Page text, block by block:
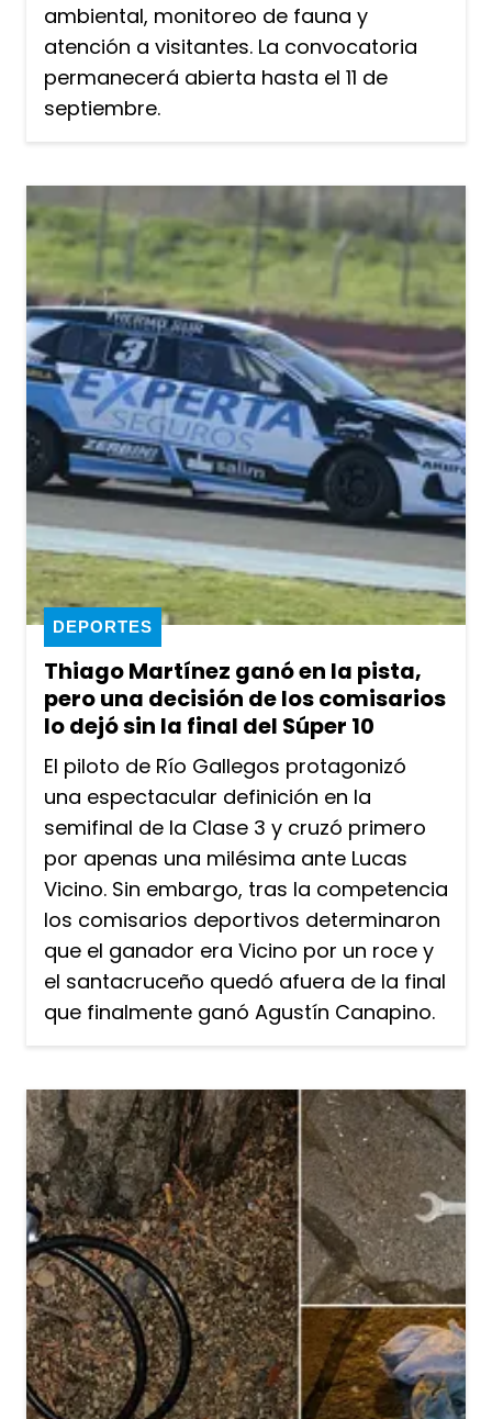
ambiental, monitoreo de fauna y
atención a visitantes. La convocatoria
permanecerá abierta hasta el 11 de
septiembre.
Thiago Martínez ganó en la pista,
pero una decisión de los comisarios
lo dejó sin la final del Súper 10
DEPORTES
El piloto de Río Gallegos protagonizó
una espectacular definición en la
semifinal de la Clase 3 y cruzó primero
por apenas una milésima ante Lucas
Vicino. Sin embargo, tras la competencia
los comisarios deportivos determinaron
que el ganador era Vicino por un roce y
el santacruceño quedó afuera de la final
que finalmente ganó Agustín Canapino.